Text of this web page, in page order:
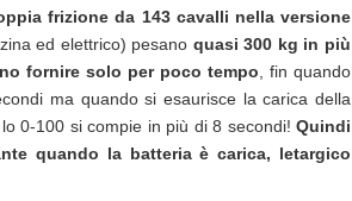
frizione da 143 cavalli nella versione
ed elettrico) pesano quasi 300 kg in più
fornire solo per poco tempo , fin quando
ma quando si esaurisce la carica della
0-100 si compie in più di 8 secondi! Quindi
quando la batteria è carica, letargico